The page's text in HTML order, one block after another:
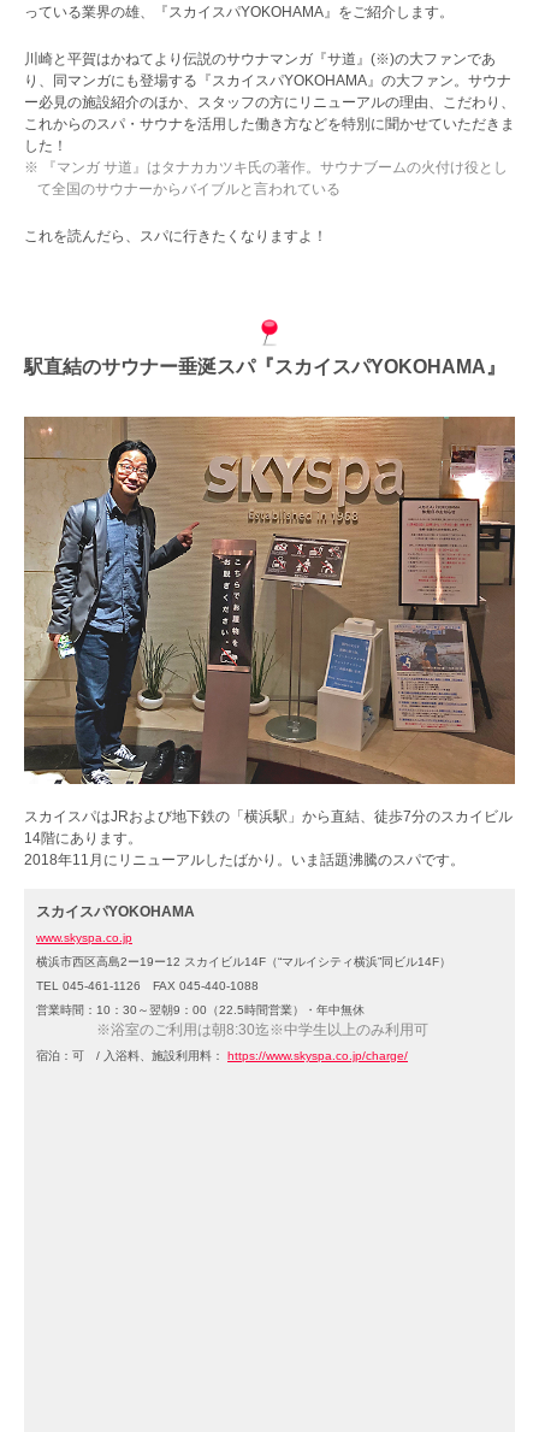
っている業界の雄、『スカイスパYOKOHAMA』をご紹介します。
川崎と平賀はかねてより伝説のサウナマンガ『サ道』(※)の大ファンであ
り、同マンガにも登場する『スカイスパYOKOHAMA』の大ファン。サウナ
ー必見の施設紹介のほか、スタッフの方にリニューアルの理由、こだわり、
これからのスパ・サウナを活用した働き方などを特別に聞かせていただきま
した！
※ 『マンガ サ道』はタナカカツキ氏の著作。サウナブームの火付け役とし
て全国のサウナーからバイブルと言われている
これを読んだら、スパに行きたくなりますよ！
駅直結のサウナー垂涎スパ『スカイスパYOKOHAMA』
スカイスパはJRおよび地下鉄の「横浜駅」から直結、徒歩7分のスカイビル
14階にあります。
2018年11月にリニューアルしたばかり。いま話題沸騰のスパです。
スカイスパYOKOHAMA
www.skyspa.co.jp
横浜市西区高島2ー19ー12 スカイビル14F（“マルイシティ横浜”同ビル14F）
TEL 045-461-1126 FAX 045-440-1088
営業時間：10：30～翌朝9：00（22.5時間営業）・年中無休
※浴室のご利用は朝8:30迄※中学生以上のみ利用可
宿泊：可 / 入浴料、施設利用料： https://www.skyspa.co.jp/charge/